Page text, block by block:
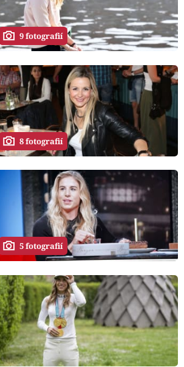
9 fotografií
8 fotografií
5 fotografií